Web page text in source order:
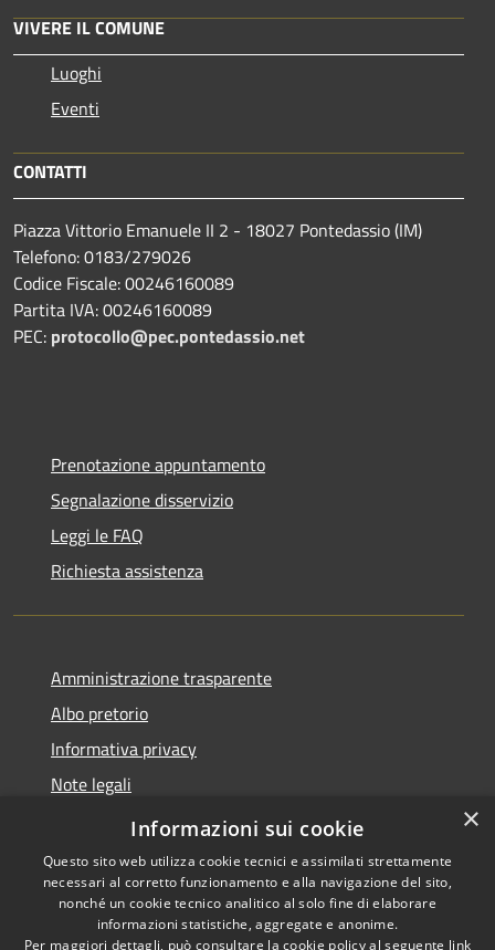
VIVERE IL COMUNE
Luoghi
Eventi
CONTATTI
Piazza Vittorio Emanuele II 2 - 18027 Pontedassio (IM)
Telefono: 0183/279026
Codice Fiscale: 00246160089
Partita IVA: 00246160089
PEC: protocollo@pec.pontedassio.net
Prenotazione appuntamento
Segnalazione disservizio
Leggi le FAQ
Richiesta assistenza
Amministrazione trasparente
Albo pretorio
Informativa privacy
Note legali
Dichiarazione di accessibilità
Copyright © 2026 • Comune di
×
Informazioni sui cookie
Questo sito web utilizza cookie tecnici e assimilati strettamente
necessari al corretto funzionamento e alla navigazione del sito,
nonché un cookie tecnico analitico al solo fine di elaborare
informazioni statistiche, aggregate e anonime.
Per maggiori dettagli, può consultare la cookie policy al seguente link